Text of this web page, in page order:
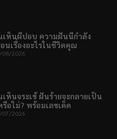
เห็นผีปอบ ความฝันนี้กำลัง
อนเรื่องอะไรในชีวิตคุณ
08/2026
เห็นจระเข้ ฝันร้ายจะกลายเป็น
รือไม่? พร้อมเลขเด็ด
07/2026